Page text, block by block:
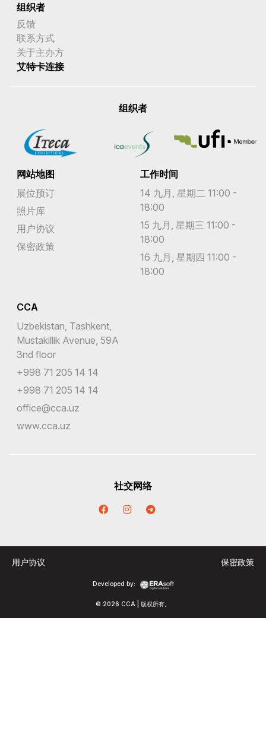
组织者
反馈
联系方式
关于主办方
艾特卡连接
组织者
网站地图
展位预订
照片库
用户协议
保密政策
工作时间
14 九月, 星期二 11:00 -
18:00
15 九月, 星期三 11:00 -
18:00
16 九月, 星期四 11:00 -
18:00
CCA
Uzbekistan, Tashkent,
Mustakillik Avenue, 59A
3nd floor
+998 71 205 14 14
+998 71 205 14 14
office@cca.uz
www.cca.uz
社交网络
© 2026 CCA | 版权所有。
Developed by:
用户协议 保密政策